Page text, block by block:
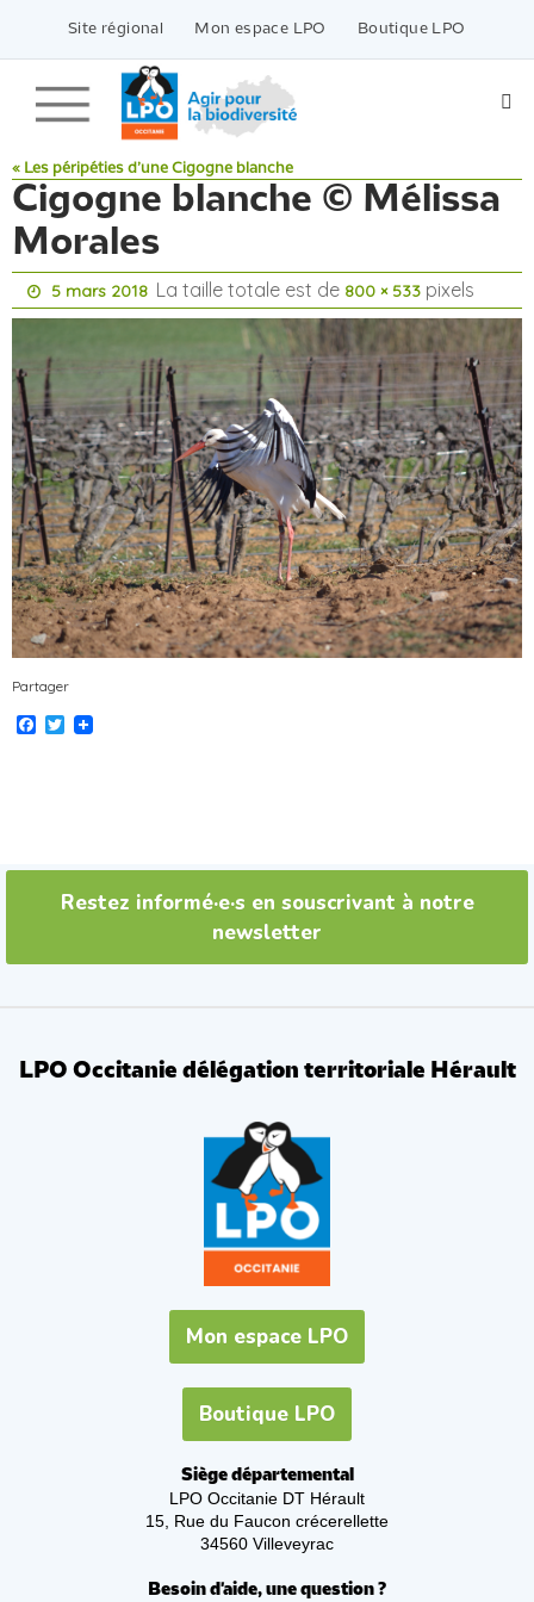
contenu
Site régional Mon espace LPO Boutique LPO
« Les péripéties d’une Cigogne blanche
Cigogne blanche © Mélissa
Morales
5 mars 2018 La taille totale est de 800 × 533 pixels
Partager
Facebook
Twitter
Restez informé·e·s en souscrivant à notre
newsletter
LPO Occitanie délégation territoriale Hérault
Mon espace LPO
Boutique LPO
Siège départemental
LPO Occitanie DT Hérault
15, Rue du Faucon crécerellette
34560 Villeveyrac
Besoin d'aide, une question ?